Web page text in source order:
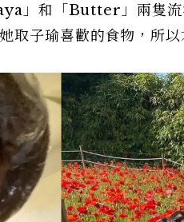
」和「Butter」兩隻流
取子瑜喜歡的食物，所